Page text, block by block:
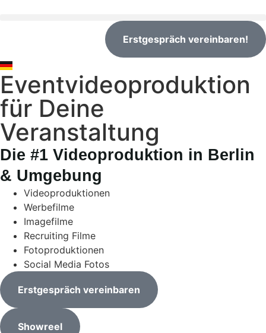
Erstgespräch vereinbaren!
Eventvideoproduktion
für Deine
Veranstaltung
Die #1 Videoproduktion in Berlin
& Umgebung
Videoproduktionen
Werbefilme
Imagefilme
Recruiting Filme
Fotoproduktionen
Social Media Fotos
Erstgespräch vereinbaren
Showreel